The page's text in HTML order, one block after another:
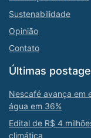
Sustenabilidade
Opinião
Contato
Últimas
Nescafé avança em
água em 36%
Edital de R$ 4
climática